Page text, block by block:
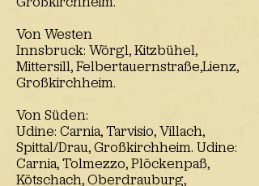
Von Westen
Innsbruck: Wörgl, Kitzbühel,
Mittersill, Felbertauernstraße,Lienz,
Großkirchheim.
Von Süden:
Udine: Carnia, Tarvisio, Villach,
Spittal/Drau, Großkirchheim. Udine:
Carnia, Tolmezzo, Plöckenpaß,
Kötschach, Oberdrauburg,